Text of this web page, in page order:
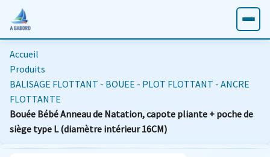
Accueil
Produits
BALISAGE FLOTTANT - BOUEE - PLOT FLOTTANT - ANCRE
FLOTTANTE
Bouée Bébé Anneau de Natation, capote pliante + poche de
siège type L (diamètre intérieur 16CM)